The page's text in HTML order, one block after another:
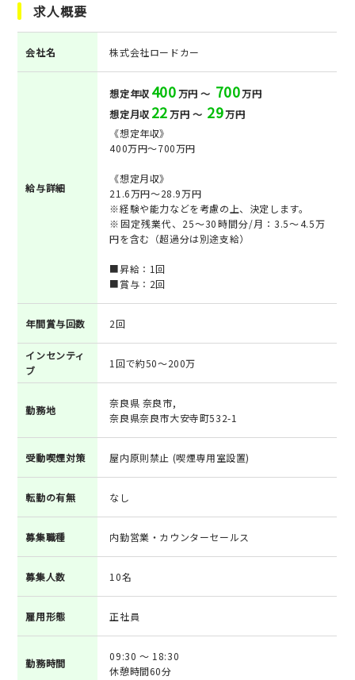
求人概要
会社名 株式会社ロードカー
給与詳細
想定年収 400万円 ～ 700万円
想定月収 22万円 ～ 29万円
《想定年収》
400万円～700万円
《想定月収》
21.6万円～28.9万円
※経験や能力などを考慮の上、決定します。
※固定残業代、25～30時間分/月：3.5～4.5万
円を含む（超過分は別途支給）
■昇給：1回
■賞与：2回
年間賞与回数 2回
インセンティ
ブ
1回で約50～200万
勤務地
奈良県 奈良市,
奈良県奈良市大安寺町532-1
受動喫煙対策 屋内原則禁止 (喫煙専用室設置)
転勤の有無 なし
募集職種 内勤営業・カウンターセールス
募集人数 10名
雇用形態 正社員
勤務時間
09:30 ～ 18:30
休憩時間60分